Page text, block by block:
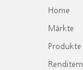
Home
Märkte
Produkte